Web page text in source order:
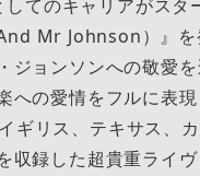
てのキャリアがスタ
Mr Johnson）』を
ジョンソンへの敬愛
の愛情をフルに表現
ギリス、テキサス、
収録した超貴重ライ